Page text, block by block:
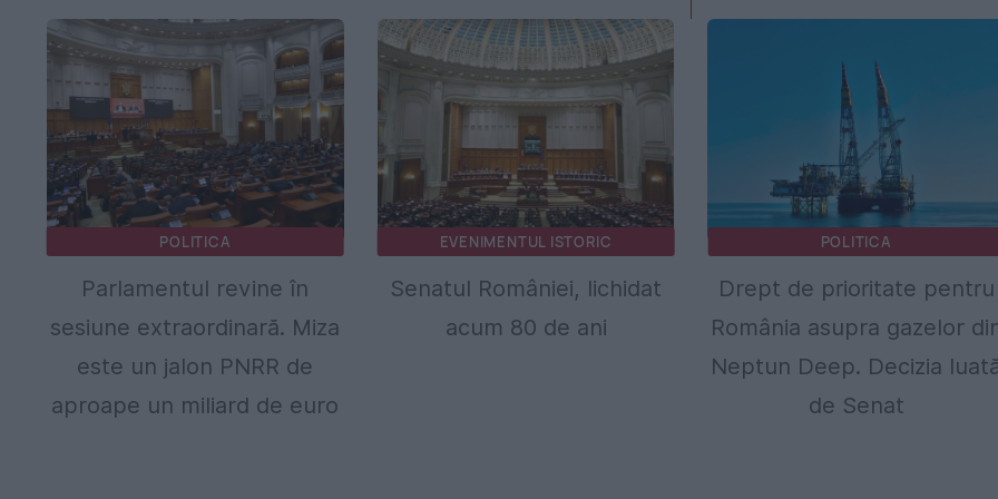
POLITICA
Parlamentul revine în
sesiune extraordinară. Miza
este un jalon PNRR de
aproape un miliard de euro
EVENIMENTUL ISTORIC
Senatul României, lichidat
acum 80 de ani
POLITICA
Drept de prioritate pentru
România asupra gazelor
Neptun Deep. Decizia
de Senat